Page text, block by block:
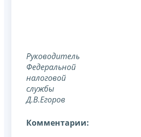
Руководитель
Федеральной
налоговой
службы
Д.В.Егоров
Комментарии: